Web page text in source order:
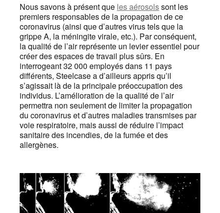
Nous savons à présent que les aérosolssont les
premiers responsables de la propagation de ce
coronavirus (ainsi que d’autres virus tels que la
grippe A, la méningite virale, etc.). Par conséquent,
la qualité de l’air représente un levier essentiel pour
créer des espaces de travail plus sûrs. En
interrogeant 32 000 employés dans 11 pays
différents, Steelcase a d’ailleurs appris qu’il
s’agissait là de la principale préoccupation des
individus. L’amélioration de la qualité de l’air
permettra non seulement de limiter la propagation
du coronavirus et d’autres maladies transmises par
voie respiratoire, mais aussi de réduire l’impact
sanitaire des incendies, de la fumée et des
allergènes.